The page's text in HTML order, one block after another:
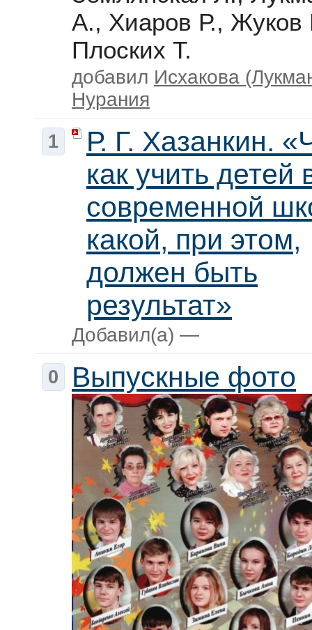
А., Хиаров Р.,
Плоских Т.
добавил Исхакова
Нурания
1
Р. Г. Хазанкин.
как учить детей
современной
какой, при этом,
должен быть
результат»
Добавил(а) —
0
Выпускные фото